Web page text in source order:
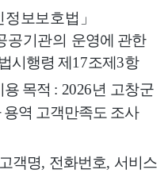
정보보호법 」
공기관의 운영에 관한
시행령 제17조제3항
용 목적 : 2026년 고창군
용역 고객만족도 조사
고객명, 전화번호, 서비스